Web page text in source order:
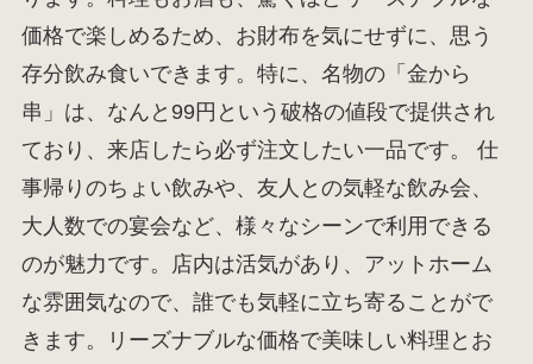
価格で楽しめるため、お財布を気にせずに、思う
存分飲み食いできます。特に、名物の「金から
串」は、なんと99円という破格の値段で提供され
ており、来店したら必ず注文したい一品です。 仕
事帰りのちょい飲みや、友人との気軽な飲み会、
大人数での宴会など、様々なシーンで利用できる
のが魅力です。店内は活気があり、アットホーム
な雰囲気なので、誰でも気軽に立ち寄ることがで
きます。リーズナブルな価格で美味しい料理とお